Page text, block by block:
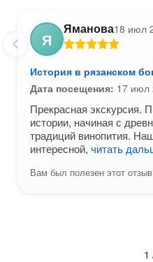
Я
Яманова18 июл
История в рязанском
Дата посещения: 17 июл
Прекрасная экскурсия.
истории, начиная с
традиций винопития.
интересной, читать
Вам был полезен этот
1